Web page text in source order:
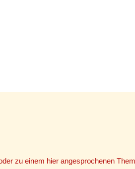
zu einem hier angesprochenen